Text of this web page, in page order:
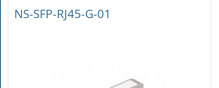
NS-SFP-RJ45-G-01